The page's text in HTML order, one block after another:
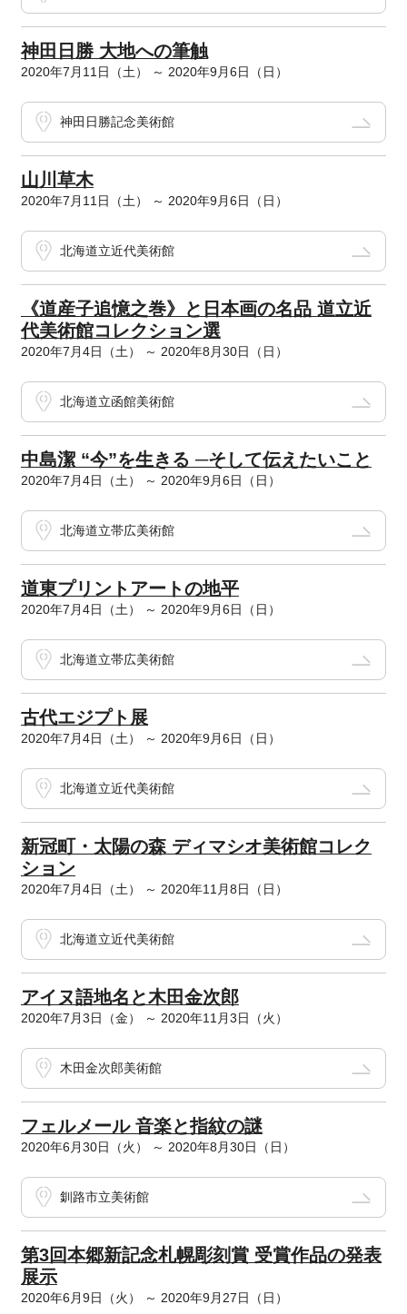
神田日勝 大地への筆触
2020年7月11日（土） ～ 2020年9月6日（日）
神田日勝記念美術館
山川草木
2020年7月11日（土） ～ 2020年9月6日（日）
北海道立近代美術館
《道産子追憶之巻》と日本画の名品 道立近
代美術館コレクション選
2020年7月4日（土） ～ 2020年8月30日（日）
北海道立函館美術館
中島潔 “今”を生きる ─そして伝えたいこと
2020年7月4日（土） ～ 2020年9月6日（日）
北海道立帯広美術館
道東プリントアートの地平
2020年7月4日（土） ～ 2020年9月6日（日）
北海道立帯広美術館
古代エジプト展
2020年7月4日（土） ～ 2020年9月6日（日）
北海道立近代美術館
新冠町・太陽の森 ディマシオ美術館コレク
ション
2020年7月4日（土） ～ 2020年11月8日（日）
北海道立近代美術館
アイヌ語地名と木田金次郎
2020年7月3日（金） ～ 2020年11月3日（火）
木田金次郎美術館
フェルメール 音楽と指紋の謎
2020年6月30日（火） ～ 2020年8月30日（日）
釧路市立美術館
第3回本郷新記念札幌彫刻賞 受賞作品の発表
展示
2020年6月9日（火） ～ 2020年9月27日（日）